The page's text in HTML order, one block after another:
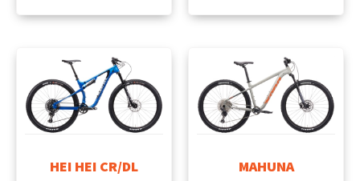
MAHUNA
HEI HEI CR/DL